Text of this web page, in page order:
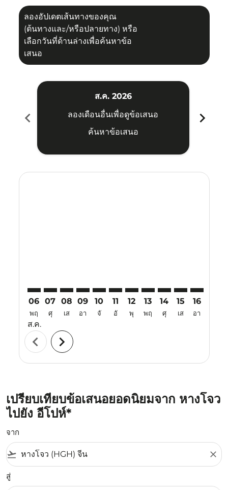
ลองอัปเดตเส้นทางของคุณ
(ต้นทางและ/หรือปลายทาง) หรือ
เลือกวันที่ด้านล่างเพื่อค้นหาข้อ
เสนอ
chevron_left
ส.ค. 2026
ลองเดือนอื่นเพื่อดูข้อเสนอ
ค้นหาข้อเสนอ
chevron_right
06
พฤ
ส.ค.
07
ศุ
08
เส
09
อา
10
จั
11
อั
12
พุ
13
พฤ
14
ศุ
15
เส
16
อา
chevron_left chevron_right
เปรียบเทียบข้อเสนอยอดนิยมจาก หางโจว
ไปยัง อีโปห์*
จาก
flight_takeoff close
สู่